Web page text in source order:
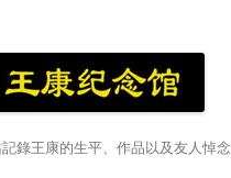
錄王康的生平、作品以及友人悼念